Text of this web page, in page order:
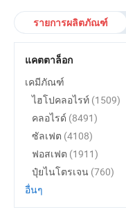
รายการผลิตภัณฑ์
แคตตาล็อก
เคมีภัณฑ์
ไฮโปคลอไรท์ (1509)
คลอไรด์ (8491)
ซัลเฟต (4108)
ฟอสเฟต (1911)
ปุ๋ยไนโตรเจน (760)
อื่นๆ